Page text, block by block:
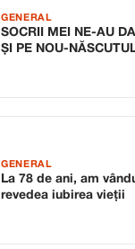
GENERAL
SOCRII MEI NE-AU
ȘI PE NOU-
GENERAL
La 78 de ani, am
revedea iubirea vieții